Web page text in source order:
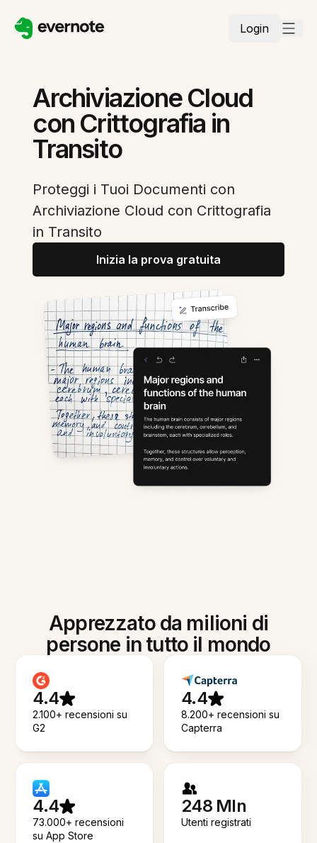
Login
Archiviazione Cloud
con Crittografia in
Transito
Proteggi i Tuoi Documenti con
Archiviazione Cloud con Crittografia
in Transito
Inizia la prova gratuita
Apprezzato da milioni di
persone in tutto il mondo
4.4
2.100+ recensioni su
G2
4.4
8.200+ recensioni su
Capterra
4.4
73.000+ recensioni
su App Store
248 Mln
Utenti registrati